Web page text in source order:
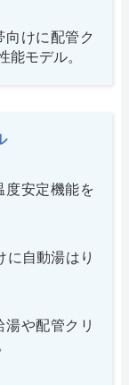
けに配管ク
能モデル。
度安定機能を
に自動湯はり
や配管クリ